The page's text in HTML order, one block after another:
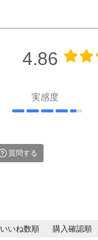
4.86
実感度
質問する
いいね数順 購入確認順